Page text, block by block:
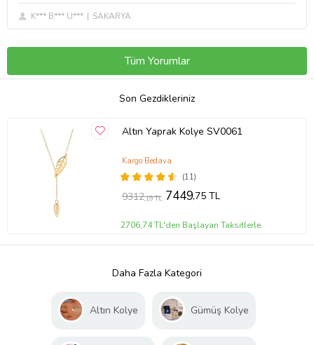
K*** B*** U*** SAKARYA
Tüm Yorumlar
Son Gezdikleriniz
Altın Yaprak Kolye SV0061
(11)
Kargo Bedava
9312,19 TL 7449,75 TL
2706,74 TL'den Başlayan Taksitlerle
Daha Fazla Kategori
Altın Kolye Gümüş Kolye